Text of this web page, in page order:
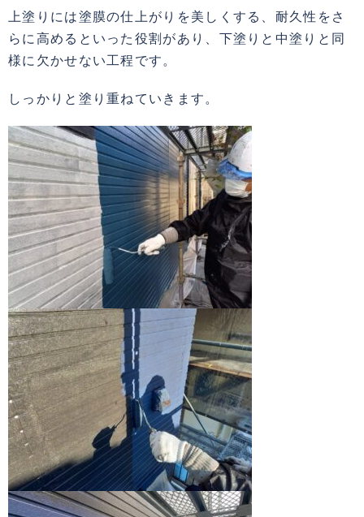
上塗りには塗膜の仕上がりを美しくする、耐久性をさ
らに高めるといった役割があり、下塗りと中塗りと同
様に欠かせない工程です。
しっかりと塗り重ねていきます。